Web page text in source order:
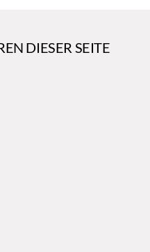
DIESER SEITE